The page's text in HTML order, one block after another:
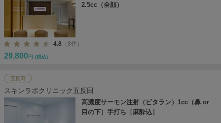
2.5cc（全顔）
4.8 （8件）
29,800 円 (税込)
五反田
スキンラボクリニック五反田
高濃度サーモン注射（ビタラン）1cc（鼻 or
目の下）手打ち［麻酔込］